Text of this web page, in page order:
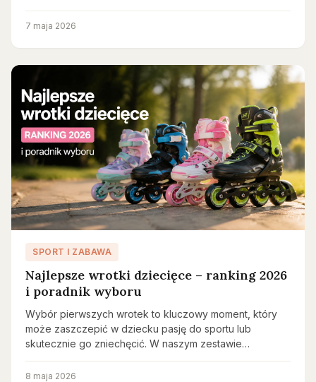
7 maja 2026
SPORT I ZABAWA
Najlepsze wrotki dziecięce – ranking 2026
i poradnik wyboru
Wybór pierwszych wrotek to kluczowy moment, który
może zaszczepić w dziecku pasję do sportu lub
skutecznie go zniechęcić. W naszym zestawie…
8 maja 2026